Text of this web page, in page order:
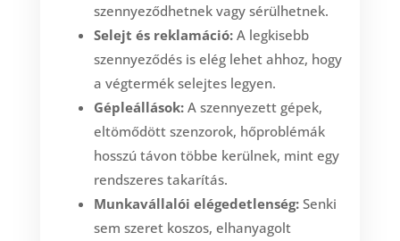
szennyeződhetnek vagy sérülhetnek.
Selejt és reklamáció:A legkisebb
szennyeződés is elég lehet ahhoz, hogy
a végtermék selejtes legyen.
Gépleállások:A szennyezett gépek,
eltömődött szenzorok, hőproblémák
hosszú távon többe kerülnek, mint egy
rendszeres takarítás.
Munkavállalói elégedetlenség:Senki
sem szeret koszos, elhanyagolt